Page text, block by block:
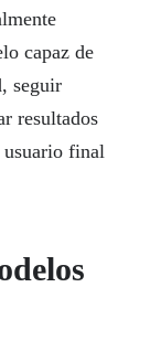
capaz de
seguir
resultados
usuario final